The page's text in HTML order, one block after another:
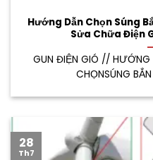
Hướng Dẫn Chọn Súng
Sửa Chữa Điện
GUN ĐIỆN GIÓ // HƯỚNG
CHỌNSÚNG
28
Th7